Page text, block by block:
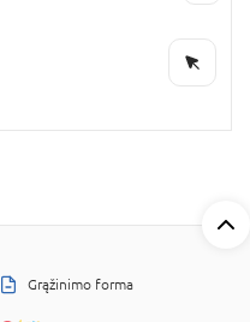
Grąžinimo forma